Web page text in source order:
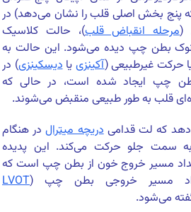
پنج بخش اصلی قلب را نشان می‌دهد) در
(مرحله انقباض قلب)، حالت کلاسیک
بطن چپ دیده می‌شود. این حالت به
حرکت غیرطبیعی (آکینزی یادیسکینزی) در
بطن چپ ایجاد شده است، در حالی که
قلب به طور طبیعی منقبض می‌شوند.
که لت قدامیدریچه میترالدر هنگام
سمت جلو حرکت می‌کند. این پدیده
مسیر خروج خون از بطن چپ است که
مسیر خروجی بطن چپ (LVOT